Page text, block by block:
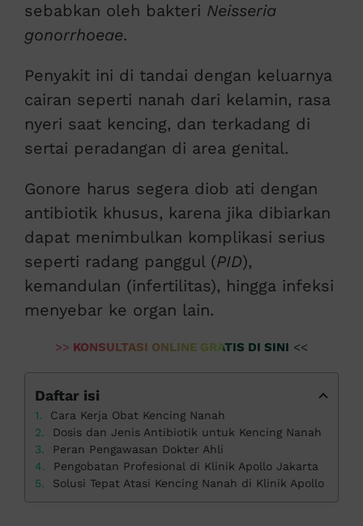
sebabkan oleh bakteri Neisseria
gonorrhoeae.
Penyakit ini di tandai dengan keluarnya
cairan seperti nanah dari kelamin, rasa
nyeri saat kencing, dan terkadang di
sertai peradangan di area genital.
Gonore harus segera diob ati dengan
antibiotik khusus, karena jika dibiarkan
dapat menimbulkan komplikasi serius
seperti radang panggul (PID),
kemandulan (infertilitas), hingga infeksi
menyebar ke organ lain.
>> KONSULTASI ONLINE GRATIS DI SINI <<
Daftar isi
Cara Kerja Obat Kencing Nanah
Dosis dan Jenis Antibiotik untuk Kencing Nanah
Peran Pengawasan Dokter Ahli
Pengobatan Profesional di Klinik Apollo Jakarta
Solusi Tepat Atasi Kencing Nanah di Klinik Apollo